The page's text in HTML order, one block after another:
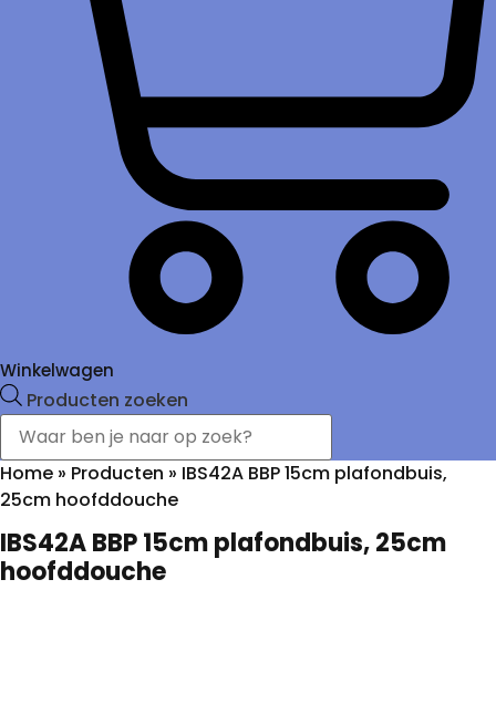
Winkelwagen
Producten zoeken
Home » Producten » IBS42A BBP 15cm plafondbuis,
25cm hoofddouche
IBS42A BBP 15cm plafondbuis, 25cm
hoofddouche